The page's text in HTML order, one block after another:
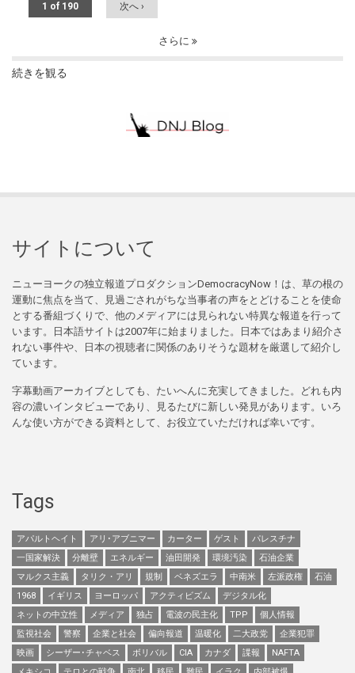
1 of 190 次へ ›
さらに
続きを観る
サイトについて
ニューヨークの独立報道プロダクションDemocracyNow！は、草の根の
運動に焦点を当て、見過ごされがちな当事者の声をとどけることを使命
とする番組づくりで、他のメディアには見られない特異な報道を行って
います。日本語サイトは2007年に始まりました。日本ではあまり紹介さ
れない事件や、日本の視聴者に関係のありそうな題材を厳選して紹介し
ています。
字幕動画アーカイブとしても、たいへんに充実してきました。どれも内
容の濃いインタビューであり、見るたびに新しい発見があります。いろ
んな使い方ができる資料として、お役立ていただければ幸いです。
Tags
アパルトヘイト アリ･アブニマー カーター ゲスト
パレスチナ
一国家解決
分離壁 エネルギー 油田開発 環境汚染
石油企業
マルクス主義
タリク・アリ 規制 ベネズエラ 中南米 左派政権
石油
1968
イギリス ヨーロッパ アクティビズム
デジタル化
ネットの中立性
メディア 独占 電波の民主化 TPP
個人情報
監視社会
警察 企業と社会 偏向報道 温暖化 二大政党
企業犯罪
映画
シーザー･チャベス ボリバル CIA カナダ 諜報
NAFTA